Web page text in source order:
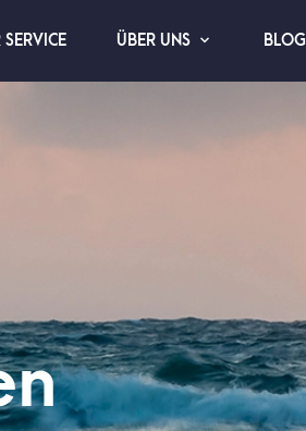
SERVICE ÜBER UNS BLOG